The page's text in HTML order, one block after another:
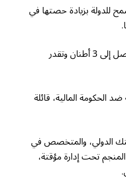
للدولة بزيادة حصتها في
وفي يناير/كانون الثاني الماضي، صادرت وزارة المناجم احتياطات للشركة تصل إلى 3 أطنان وتقدر
الحكومة المالية، قائلة
الدولي، والمتخصص في
تحت إدارة مؤقتة،